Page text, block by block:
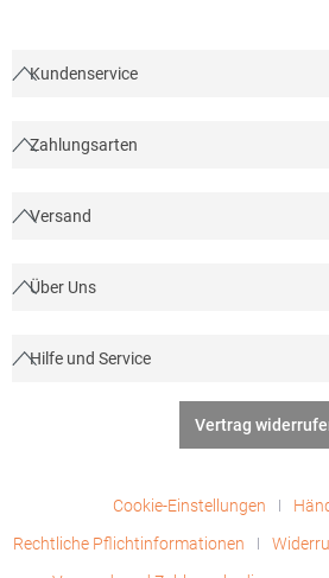
Kundenservice
Zahlungsarten
Versand
Über Uns
Hilfe und Service
Vertrag
Cookie-Einstellungen
Rechtliche Pflichtinformationen